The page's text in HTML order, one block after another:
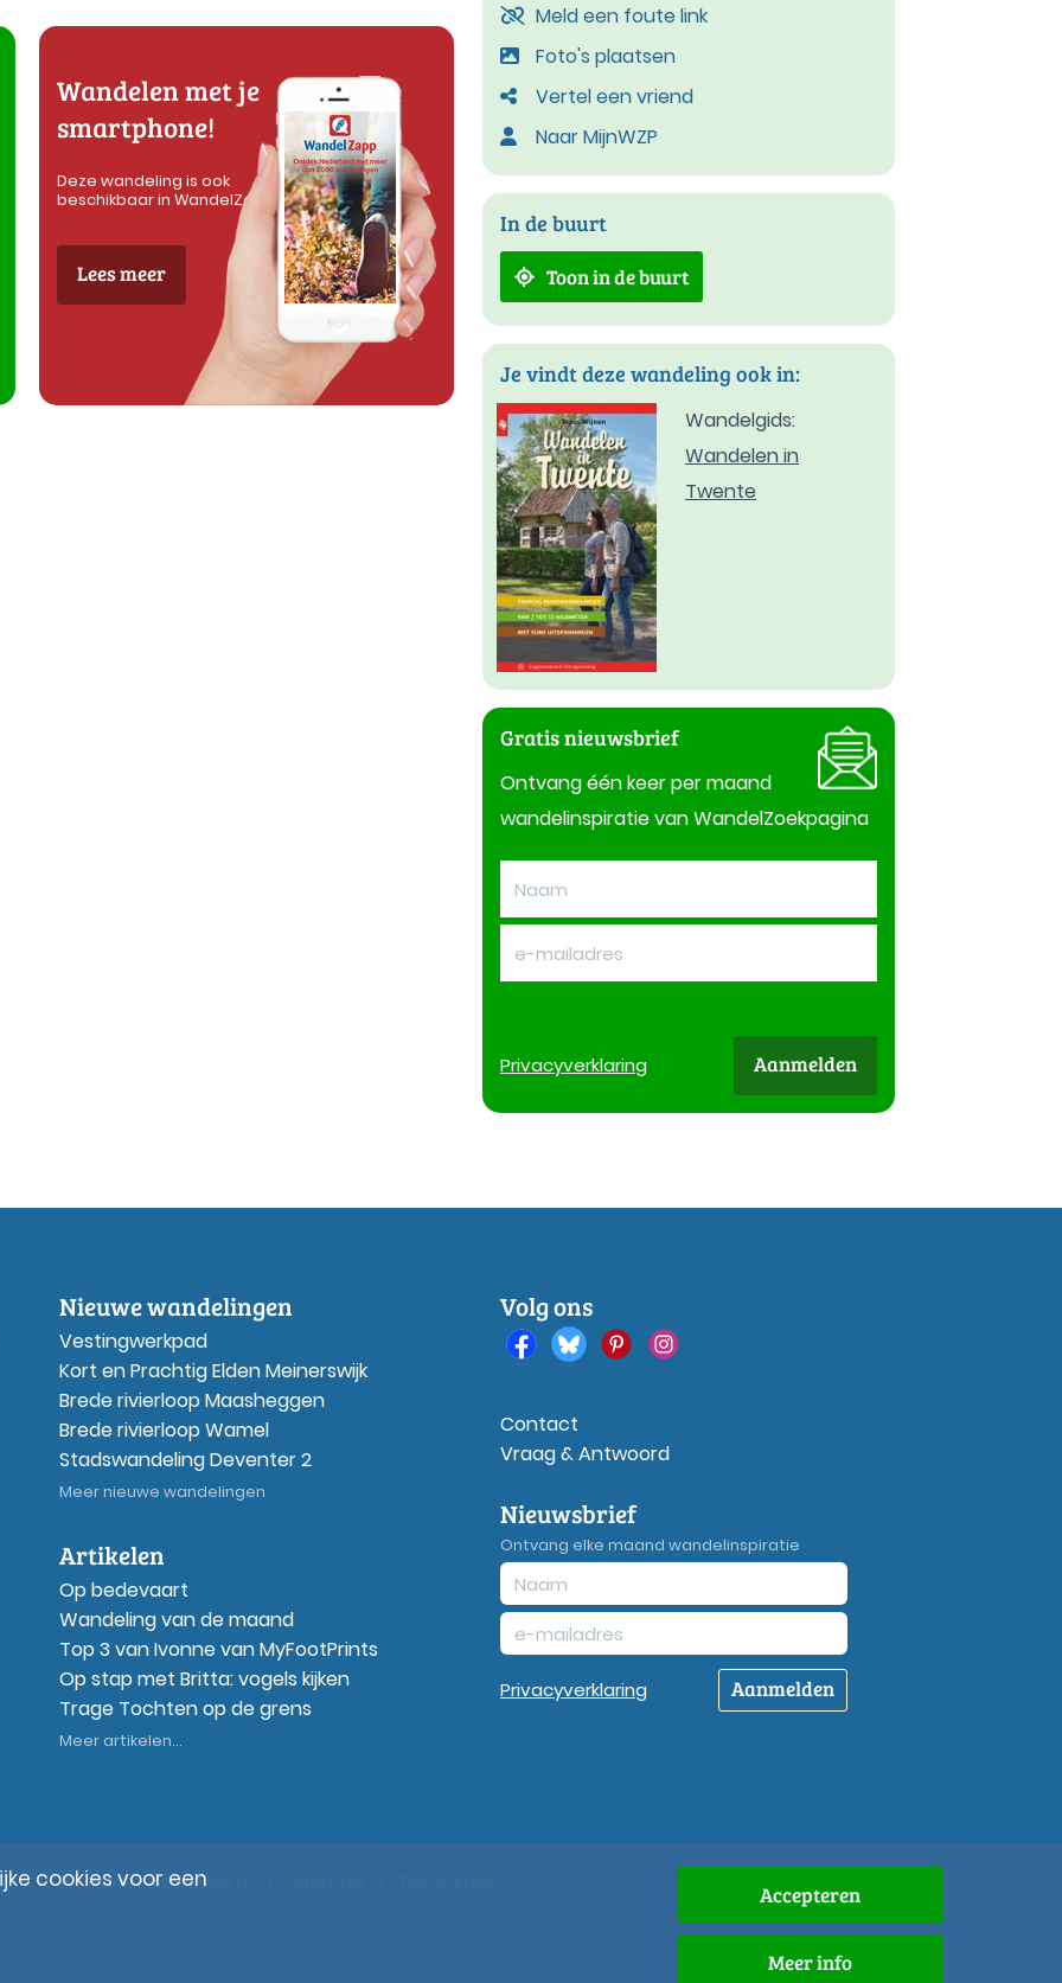
Wandelen met je
smartphone!
Deze wandeling is ook
beschikbaar in WandelZapp
Lees meer
Meld een foute link
Foto's plaatsen
Vertel een vriend
Naar MijnWZP
In de buurt
Toon in de buurt
Je vindt deze wandeling ook in:
Wandelgids:
Wandelen in
Twente
Gratis nieuwsbrief
Ontvang één keer per maand
wandelinspiratie van WandelZoekpagina
Privacyverklaring Aanmelden
Nieuwe wandelingen
Vestingwerkpad
Kort en Prachtig Elden Meinerswijk
Brede rivierloop Maasheggen
Brede rivierloop Wamel
Stadswandeling Deventer 2
Meer nieuwe wandelingen
Artikelen
Op bedevaart
Wandeling van de maand
Top 3 van Ivonne van MyFootPrints
Op stap met Britta: vogels kijken
Trage Tochten op de grens
Meer artikelen...
Volg ons
Contact
Vraag & Antwoord
Nieuwsbrief
Ontvang elke maand wandelinspiratie
Privacyverklaring Aanmelden
© Wandelzoekpagina.nl
cookies voor een
Accepteren
Meer info